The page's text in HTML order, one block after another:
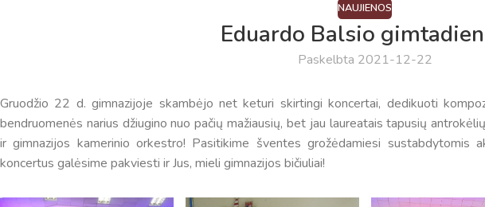
NAUJIENOS
Eduardo Balsio
Paskelbta 2021-12-22
Gruodžio 22 d. gimnazijoje skambėjo net keturi skirtingi koncertai, dedikuoti
bendruomenės narius džiugino nuo pačių mažiausių, bet jau laureatais tapusių
ir gimnazijos kamerinio orkestro! Pasitikime šventes grožėdamiesi
koncertus galėsime pakviesti ir Jus, mieli gimnazijos bičiuliai!